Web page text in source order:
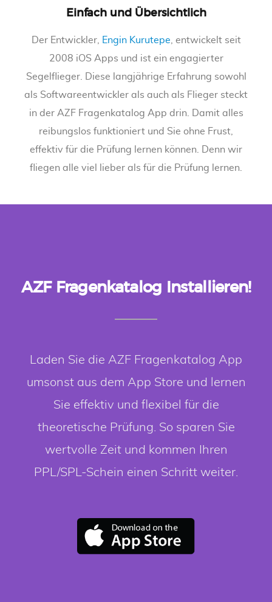
Einfach und Übersichtlich
Der Entwickler, Engin Kurutepe , entwickelt seit
2008 iOS Apps und ist ein engagierter
Segelflieger. Diese langjährige Erfahrung sowohl
als Softwareentwickler als auch als Flieger steckt
in der AZF Fragenkatalog App drin. Damit alles
reibungslos funktioniert und Sie ohne Frust,
effektiv für die Prüfung lernen können. Denn wir
fliegen alle viel lieber als für die Prüfung lernen.
AZF Fragenkatalog Installieren!
Laden Sie die AZF Fragenkatalog App
umsonst aus dem App Store und lernen
Sie effektiv und flexibel für die
theoretische Prüfung. So sparen Sie
wertvolle Zeit und kommen Ihren
PPL/SPL-Schein einen Schritt weiter.